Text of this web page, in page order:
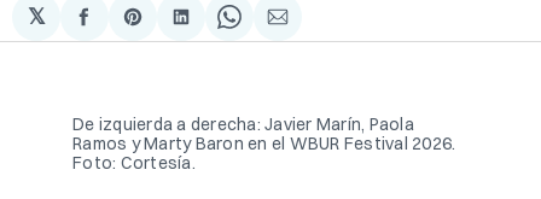
𝕏
Compartir
en
Share
on
Compartir
en
Share
on
Compartir
via
De izquierda a derecha: Javier Marín, Paola
Ramos y Marty Baron en el WBUR Festival 2026.
Foto: Cortesía.